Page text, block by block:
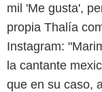
mil 'Me gusta',
propia Thalía
Instagram:
la cantante
que en su caso,